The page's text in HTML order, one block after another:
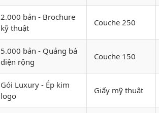
2.000 bản - Brochure
kỹ thuật
Couche 250
5.000 bản - Quảng bá
diện rộng
Couche 150
Gói Luxury - Ép kim
logo
Giấy mỹ thuật